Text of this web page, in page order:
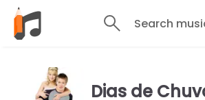
Search
Dias de